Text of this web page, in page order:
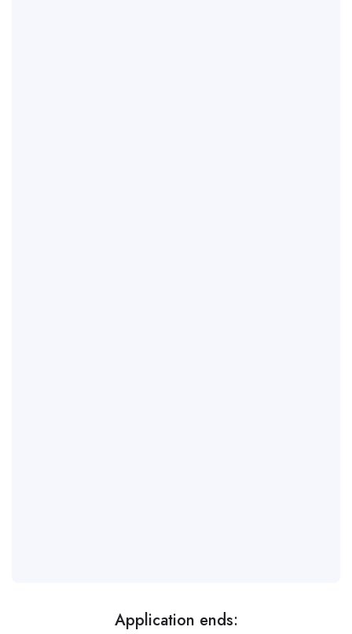
Application ends: